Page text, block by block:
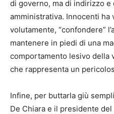
di governo, ma di indirizzo e
amministrativa. Innocenti ha
volutamente, “confondere”
mantenere in piedi di una
comportamento lesivo della
che rappresenta un
Infine, per buttarla giù
De Chiara e il presidente